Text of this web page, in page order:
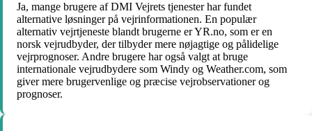
Ja, mange brugere af DMI Vejrets tjenester har fundet
alternative løsninger på vejrinformationen. En populær
alternativ vejrtjeneste blandt brugerne er YR.no, som er en
norsk vejrudbyder, der tilbyder mere nøjagtige og pålidelige
vejrprognoser. Andre brugere har også valgt at bruge
internationale vejrudbydere som Windy og Weather.com, som
giver mere brugervenlige og præcise vejrobservationer og
prognoser.